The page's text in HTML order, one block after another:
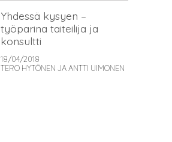
Yhdessä kysyen –
työparina taiteilija ja
konsultti
18/04/2018
TERO HYTÖNEN JA ANTTI UIMONEN